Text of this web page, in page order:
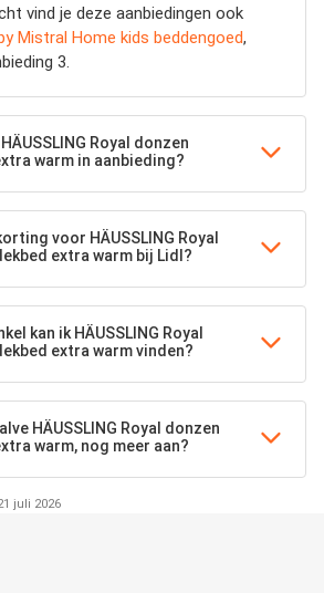
vind je deze aanbiedingen ook
Mistral Home kids beddengoed,
3.
Royal donzen
warm in aanbieding?
voor HÄUSSLING Royal
extra warm bij Lidl?
kan ik HÄUSSLING Royal
extra warm vinden?
HÄUSSLING Royal donzen
warm, nog meer aan?
juli 2026